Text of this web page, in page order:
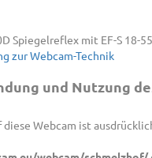
Spiegelreflex mit EF-S 18-
zur Webcam-Technik
und Nutzung
diese Webcam ist